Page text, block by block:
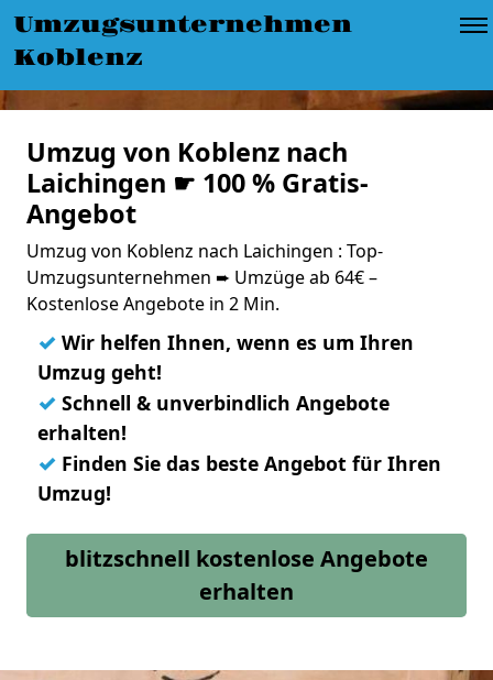
Umzugsunternehmen
Koblenz
Umzug von Koblenz nach
Laichingen ☛ 100 % Gratis-
Angebot
Umzug von Koblenz nach Laichingen : Top-
Umzugsunternehmen ➨ Umzüge ab 64€ –
Kostenlose Angebote in 2 Min.
✓ Wir helfen Ihnen, wenn es um Ihren
Umzug geht!
✓ Schnell & unverbindlich Angebote
erhalten!
✓ Finden Sie das beste Angebot für Ihren
Umzug!
blitzschnell kostenlose Angebote
erhalten